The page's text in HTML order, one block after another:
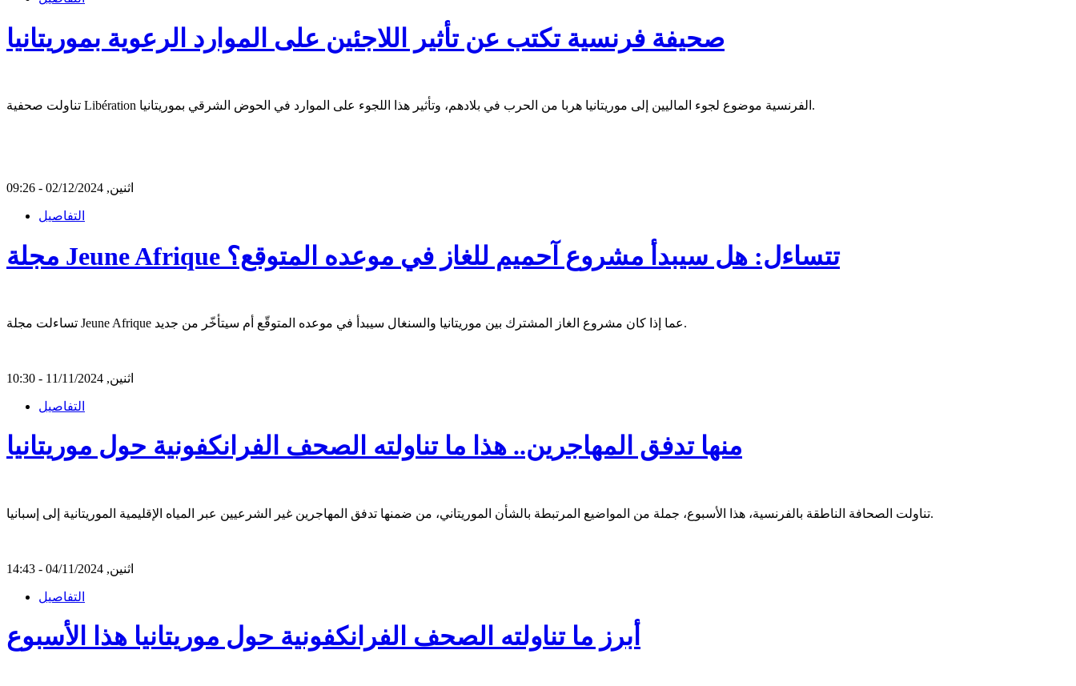
صحيفة فرنسية تكتب عن تأثير اللاجئين على الموارد الرعوية بموريتانيا
تناولت صحفية Libération الفرنسية موضوع لجوء الماليين إلى موريتانيا هربا من الحرب في بلادهم، وتأثير هذا اللجوء على الموارد في الحوض الشرقي بموريتانيا.
اثنين, 02/12/2024 - 09:26
التفاصيل
مجلة Jeune Afrique تتساءل: هل سيبدأ مشروع آحميم للغاز في موعده المتوقع؟
تساءلت مجلة Jeune Afrique عما إذا كان مشروع الغاز المشترك بين موريتانيا والسنغال سيبدأ في موعده المتوقّع أم سيتأخّر من جديد.
اثنين, 11/11/2024 - 10:30
التفاصيل
منها تدفق المهاجرين.. هذا ما تناولته الصحف الفرانكفونية حول موريتانيا
تناولت الصحافة الناطقة بالفرنسية، هذا الأسبوع، جملة من المواضيع المرتبطة بالشأن الموريتاني، من ضمنها تدفق المهاجرين غير الشرعيين عبر المياه الإقليمية الموريتانية إلى إسبانيا.
اثنين, 04/11/2024 - 14:43
التفاصيل
أبرز ما تناولته الصحف الفرانكفونية حول موريتانيا هذا الأسبوع